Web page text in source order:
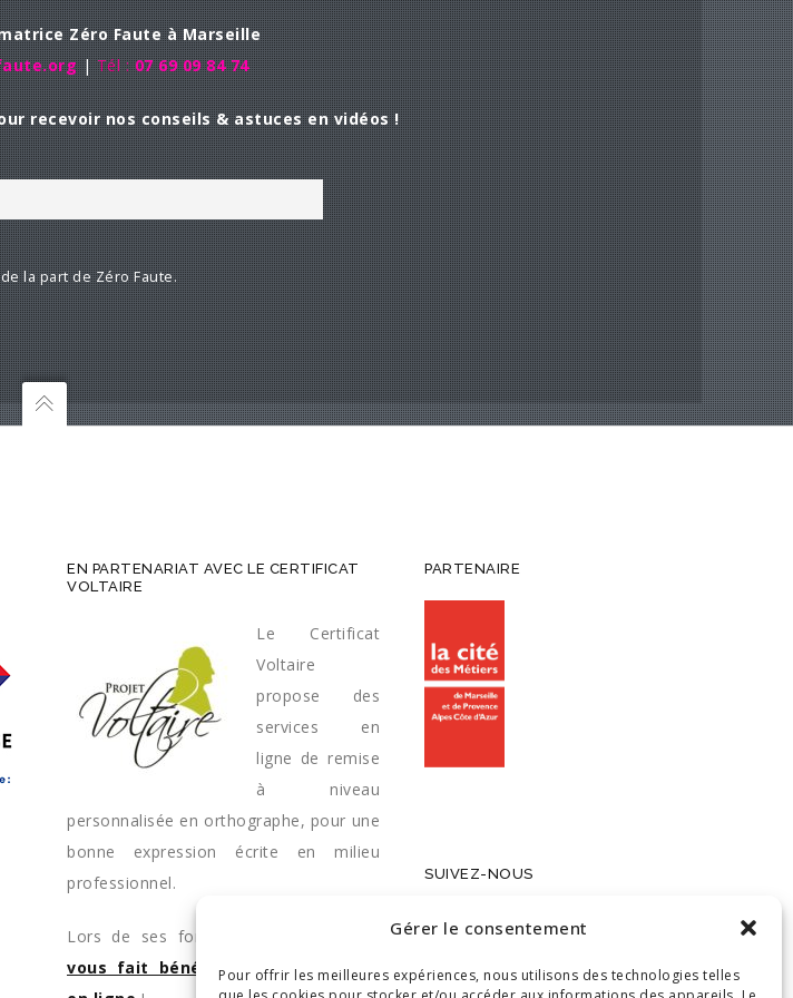
Gérer le consentement
Pour offrir les meilleures expériences, nous utilisons des technologies telles
Zéro Faute à Marseille
|Tél : 07 69 09 84 74
recevoir nos conseils & astuces en vidéos !
la part de Zéro Faute.
EN PARTENARIAT AVEC LE CERTIFICAT
VOLTAIRE
Le Certificat
Voltaire
propose des
services en
ligne de remise
à niveau
personnalisée en orthographe, pour une
bonne expression écrite en milieu
professionnel.
Lors de ses formations ZÉRO FAUTE
vous fait bénéficier de ce service
PARTENAIRE
SUIVEZ-NOUS